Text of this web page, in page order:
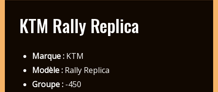
KTM Rally Replica
Marque :KTM
Modèle :Rally Replica
Groupe :-450